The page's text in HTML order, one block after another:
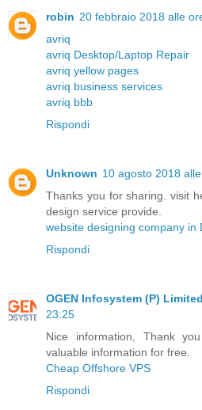
robin 20 febbraio 2018 alle
avriq
avriq Desktop/Laptop Repair
avriq yellow pages
avriq business services
avriq bbb
Rispondi
Unknown 10 agosto 2018
Thanks you for sharing. visit
design service provide.
website designing company in
Rispondi
OGEN Infosystem (P) Limited
23:25
Nice information, Thank
valuable information for free.
Cheap Offshore VPS
Rispondi